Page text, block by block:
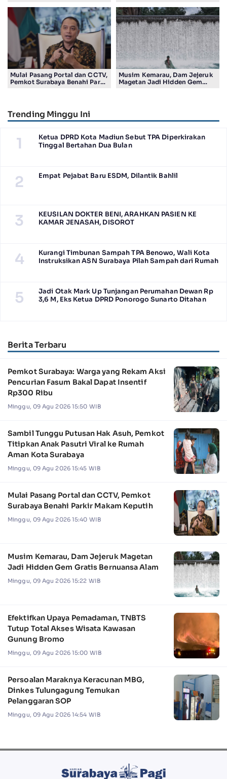
Ribu
Aman Kota Surabaya
Mulai Pasang Portal dan CCTV,
Pemkot Surabaya Benahi Parkir
Musim Kemarau, Dam Jejeruk
Magetan Jadi Hidden Gem
Trending Minggu Ini
1
Ketua DPRD Kota Madiun Sebut TPA Diperkirakan
Tinggal Bertahan Dua Bulan
2 Empat Pejabat Baru ESDM, Dilantik Bahlil
3
KEUSILAN DOKTER BENI, ARAHKAN PASIEN KE
KAMAR JENASAH, DISOROT
4
Kurangi Timbunan Sampah TPA Benowo, Wali Kota
Instruksikan ASN Surabaya Pilah Sampah dari Rumah
5
Jadi Otak Mark Up Tunjangan Perumahan Dewan Rp
3,6 M, Eks Ketua DPRD Ponorogo Sunarto Ditahan
Berita Terbaru
Pemkot Surabaya: Warga yang Rekam Aksi
Pencurian Fasum Bakal Dapat Insentif
Rp300 Ribu
Minggu, 09 Agu 2026 15:50 WIB
Sambil Tunggu Putusan Hak Asuh, Pemkot
Titipkan Anak Pasutri Viral ke Rumah
Aman Kota Surabaya
Minggu, 09 Agu 2026 15:45 WIB
Mulai Pasang Portal dan CCTV, Pemkot
Surabaya Benahi Parkir Makam Keputih
Minggu, 09 Agu 2026 15:40 WIB
Musim Kemarau, Dam Jejeruk Magetan
Jadi Hidden Gem Gratis Bernuansa Alam
Minggu, 09 Agu 2026 15:22 WIB
Efektifkan Upaya Pemadaman, TNBTS
Tutup Total Akses Wisata Kawasan
Gunung Bromo
Minggu, 09 Agu 2026 15:00 WIB
Persoalan Maraknya Keracunan MBG,
Dinkes Tulungagung Temukan
Pelanggaran SOP
Minggu, 09 Agu 2026 14:54 WIB